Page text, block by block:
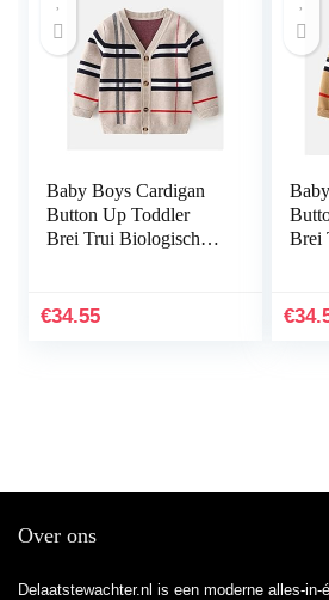
Baby Boys Cardigan
Button Up Toddler
Brei Trui Biologisch
4 Years)
€34.55
Brei
2-3
€
Over ons
Delaatstewachter.nl is een moderne alles-